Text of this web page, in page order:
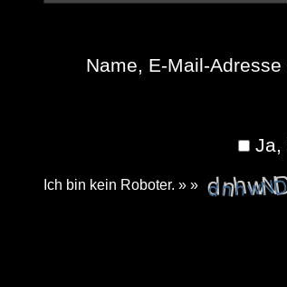
Name, E-Mail-
Ja,
Ich bin kein Roboter. » »